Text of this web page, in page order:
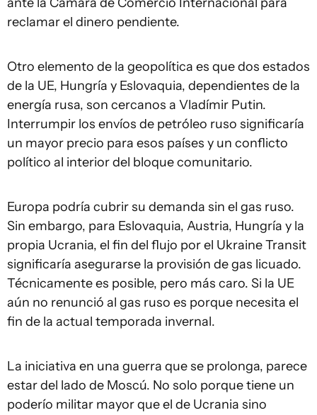
reclamar el dinero pendiente.
Otro elemento de la geopolítica es que dos estados
de la UE, Hungría y Eslovaquia, dependientes de la
energía rusa, son cercanos a Vladímir Putin.
Interrumpir los envíos de petróleo ruso significaría
un mayor precio para esos países y un conflicto
político al interior del bloque comunitario.
Europa podría cubrir su demanda sin el gas ruso.
Sin embargo, para Eslovaquia, Austria, Hungría y la
propia Ucrania, el fin del flujo por el Ukraine Transit
significaría asegurarse la provisión de gas licuado.
Técnicamente es posible, pero más caro. Si la UE
aún no renunció al gas ruso es porque necesita el
fin de la actual temporada invernal.
La iniciativa en una guerra que se prolonga, parece
estar del lado de Moscú. No solo porque tiene un
poderío militar mayor que el de Ucrania sino